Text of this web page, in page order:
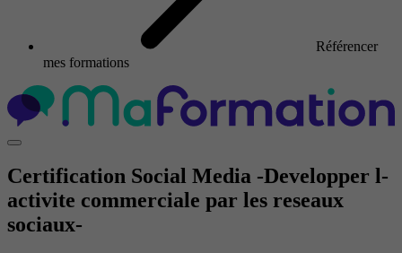
Référencer
mes formations
Certification Social Media -Developper l-
activite commerciale par les reseaux
sociaux-